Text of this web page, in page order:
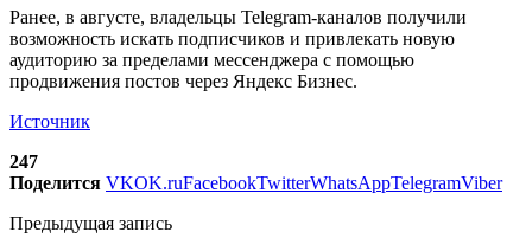
Ранее, в августе, владельцы Telegram-каналов получили
возможность искать подписчиков и привлекать новую
аудиторию за пределами мессенджера с помощью
продвижения постов через Яндекс Бизнес.
Источник
247
Поделится VKOK.ruFacebookTwitterWhatsAppTelegramViber
Предыдущая запись